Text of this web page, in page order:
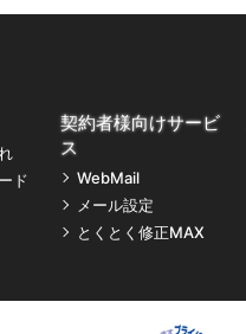
ド
契約者様向けサービ
ス
WebMail
メール設定
とくとく修正MAX